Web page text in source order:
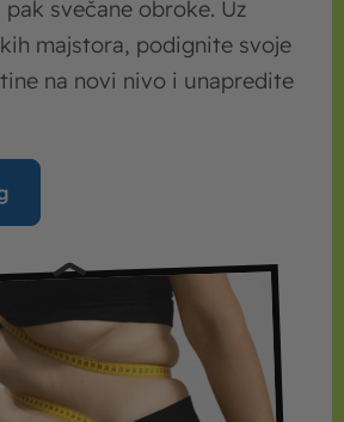
svečane obroke. Uz
majstora, podignite svoje
na novi nivo i unapredite